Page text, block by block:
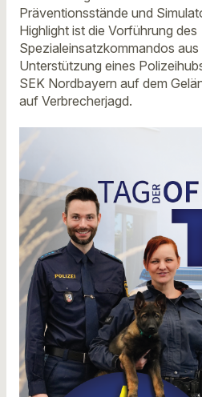
Präventionsstände und
Highlight ist die Vorführung des
Spezialeinsatzkommandos
Unterstützung eines
SEK Nordbayern auf dem
auf Verbrecherjagd.